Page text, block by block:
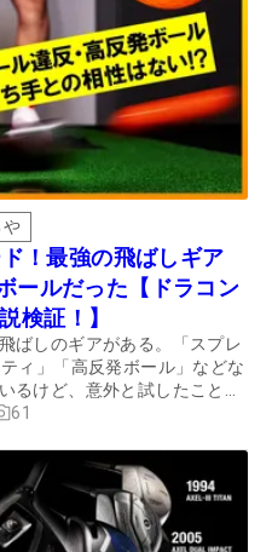
や
！最強の飛ばしギア
ールだった【ドラコン
検証！】
ばしのギアがある。「スプレ
ィ」「高反発ボール」などな
るけど、意外と試したことが
所属のドラコン系女子が
61